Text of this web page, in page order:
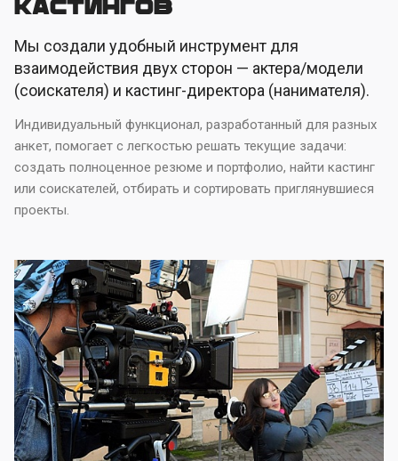
Мы создали удобный инструмент для
взаимодействия двух сторон — актера/модели
(соискателя) и кастинг-директора (нанимателя).
Индивидуальный функционал, разработанный для разных
анкет, помогает с легкостью решать текущие задачи:
создать полноценное резюме и портфолио, найти кастинг
или соискателей, отбирать и сортировать приглянувшиеся
проекты.